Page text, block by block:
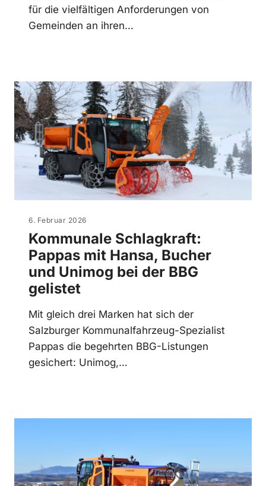
für die vielfältigen Anforderungen von
Gemeinden an ihren…
6. Februar 2026
Kommunale Schlagkraft:
Pappas mit Hansa, Bucher
und Unimog bei der BBG
gelistet
Mit gleich drei Marken hat sich der
Salzburger Kommunalfahrzeug-Spezialist
Pappas die begehrten BBG-Listungen
gesichert: Unimog,…